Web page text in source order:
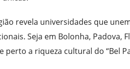
revela universidades que
Seja em Bolonha, Padova,
perto a riqueza cultural do “Bel